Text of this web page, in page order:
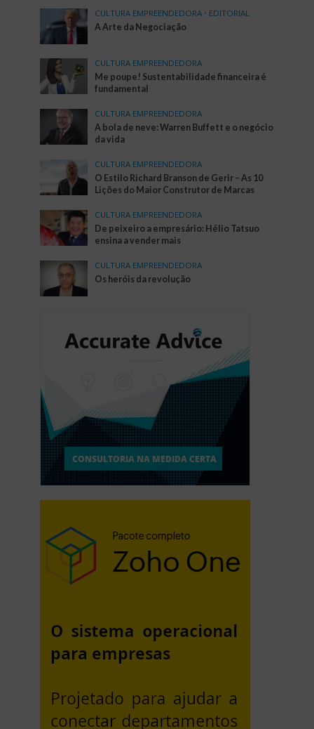
CULTURA EMPREENDEDORA • EDITORIAL
A Arte da Negociação
CULTURA EMPREENDEDORA
Me poupe! Sustentabilidade financeira é
fundamental
CULTURA EMPREENDEDORA
A bola de neve: Warren Buffett e o negócio
da vida
CULTURA EMPREENDEDORA
O Estilo Richard Branson de Gerir – As 10
Lições do Maior Construtor de Marcas
CULTURA EMPREENDEDORA
De peixeiro a empresário: Hélio Tatsuo
ensina a vender mais
CULTURA EMPREENDEDORA
Os heróis da revolução